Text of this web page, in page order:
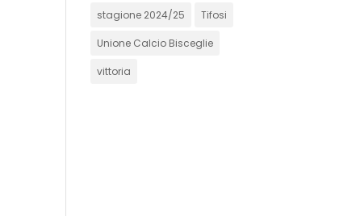
stagione 2024/25 Tifosi
Unione Calcio Bisceglie
vittoria